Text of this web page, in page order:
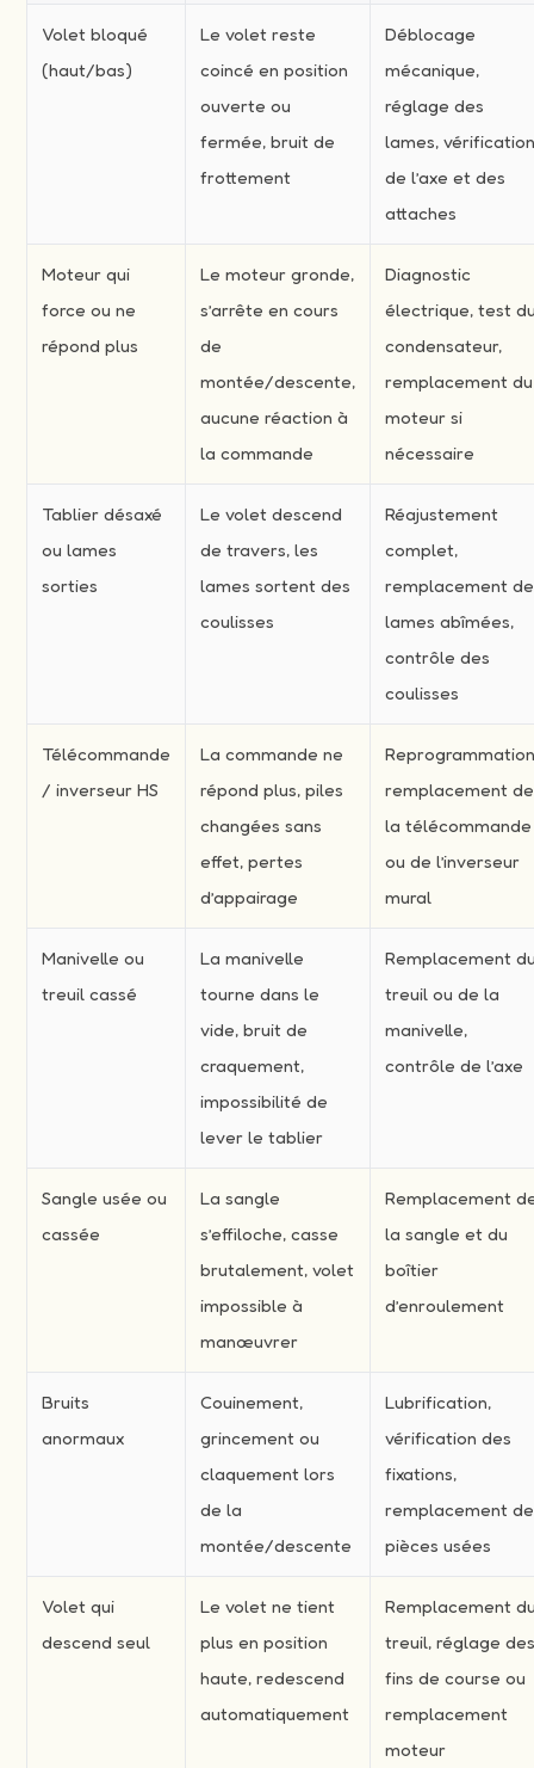
Volet bloqué
(haut/bas)
Le volet reste
coincé en position
ouverte ou
fermée, bruit de
frottement
Déblocage
mécanique,
réglage des
lames,
de l’axe et des
attaches
Moteur qui
force ou ne
répond plus
Le moteur gronde,
s’arrête en cours
de
montée/descente,
aucune réaction à
la commande
Diagnostic
électrique, test
condensateur,
remplacement du
moteur si
nécessaire
Tablier désaxé
ou lames
sorties
Le volet descend
de travers, les
lames sortent des
coulisses
Réajustement
complet,
remplacement de
lames abîmées,
contrôle des
coulisses
Télécommande
/ inverseur HS
La commande ne
répond plus, piles
changées sans
effet, pertes
d’appairage
remplacement de
la télécommande
ou de l’inverseur
mural
Manivelle ou
treuil cassé
La manivelle
tourne dans le
vide, bruit de
craquement,
impossibilité de
lever le tablier
Remplacement
treuil ou de la
manivelle,
contrôle de l’axe
Sangle usée ou
cassée
La sangle
s’effiloche, casse
brutalement, volet
impossible à
manœuvrer
Remplacement
la sangle et du
boîtier
d’enroulement
Bruits
anormaux
Couinement,
grincement ou
claquement lors
de la
montée/descente
Lubrification,
vérification des
fixations,
remplacement de
pièces usées
Volet qui
descend seul
Le volet ne tient
plus en position
haute, redescend
automatiquement
Remplacement
treuil, réglage
fins de course ou
remplacement
moteur